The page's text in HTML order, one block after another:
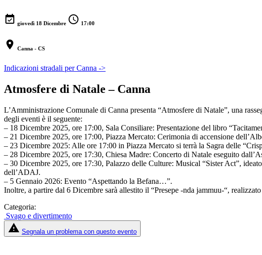
event_available giovedì 18 Dicembre schedule 17:00
location_on Canna - CS
Indicazioni stradali per Canna ->
Atmosfere di Natale – Canna
L’Amministrazione Comunale di Canna presenta “Atmosfere di Natale”, una
degli eventi è il seguente:
– 18 Dicembre 2025, ore 17:00, Sala Consiliare: Presentazione del libro
– 21 Dicembre 2025, ore 17:00, Piazza Mercato: Cerimonia di accensione
– 23 Dicembre 2025: Alle ore 17:00 in Piazza Mercato si terrà la Sagra delle
– 28 Dicembre 2025, ore 17:30, Chiesa Madre: Concerto di Natale eseguito
– 30 Dicembre 2025, ore 17:30, Palazzo delle Culture: Musical “Sister Act”,
dell’ADAJ.
– 5 Gennaio 2026: Evento “Aspettando la Befana…”.
Inoltre, a partire dal 6 Dicembre sarà allestito il “Presepe -nda jammuu-“,
Categoria:
Svago e divertimento
report_problem Segnala un problema con questo evento